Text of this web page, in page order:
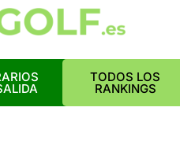
TODOS LOS
RANKINGS